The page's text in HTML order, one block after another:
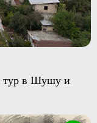
тур в Шушу и